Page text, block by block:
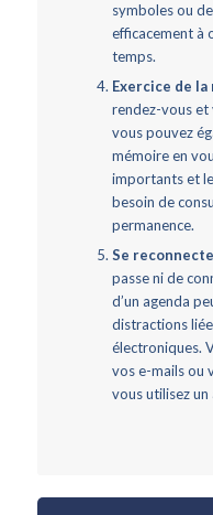
symboles ou
efficacement à
temps.
Exercice de la
rendez-vous et
vous pouvez
mémoire en
importants et
besoin de
permanence.
Se
passe ni de
d’un agenda
distractions
électroniques.
vos e-mails ou
vous utilisez